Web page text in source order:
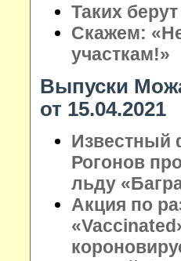
Таких
Скажем:
участкам!»
Выпуски
от 15.04.2021
Известный
Рогонов
льду
Акция по